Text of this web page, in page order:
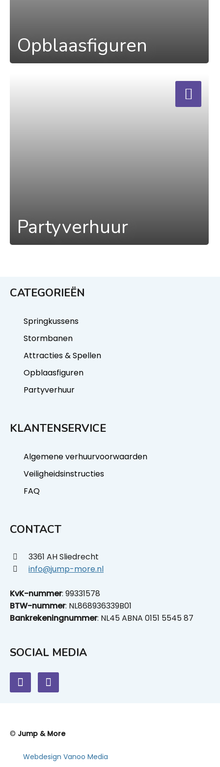
Opblaasfiguren
Partyverhuur
CATEGORIEËN
Springkussens
Stormbanen
Attracties & Spellen
Opblaasfiguren
Partyverhuur
KLANTENSERVICE
Algemene verhuurvoorwaarden
Veiligheidsinstructies
FAQ
CONTACT
3361 AH Sliedrecht
info@jump-more.nl
KvK-nummer: 99331578
BTW-nummer: NL868936339B01
Bankrekeningnummer: NL45 ABNA 0151 5545 87
SOCIAL MEDIA
© Jump & More
Webdesign Vanoo Media